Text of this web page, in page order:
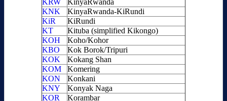
KRW
KinyaRwanda
KNK
KinyaRwanda-KiRundi
KiR
KiRundi
KT
Kituba (simplified Kikongo)
KOH
Koho/Kohor
KBO
Kok Borok/Tripuri
KOK
Kokang Shan
KOM
Komering
KON
Konkani
KNY
Konyak Naga
KOR
Korambar